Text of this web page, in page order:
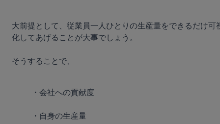
大前提として、従業員一人ひとりの生産量をできるだけ可
化してあげることが大事でしょう。
そうすることで、
・会社への貢献度
・自身の生産量